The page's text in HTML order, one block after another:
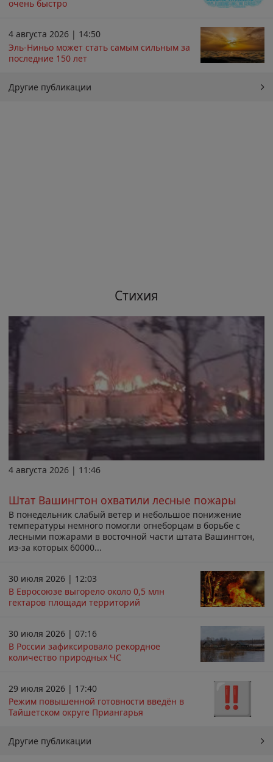
очень быстро
4 августа 2026 | 14:50
Эль-Ниньо может стать самым сильным за
последние 150 лет
Другие публикации
Стихия
4 августа 2026 | 11:46
Штат Вашингтон охватили лесные пожары
В понедельник слабый ветер и небольшое понижение
температуры немного помогли огнеборцам в борьбе с
лесными пожарами в восточной части штата Вашингтон,
из-за которых 60000...
30 июля 2026 | 12:03
В Евросоюзе выгорело около 0,5 млн
гектаров площади территорий
30 июля 2026 | 07:16
В России зафиксировало рекордное
количество природных ЧС
29 июля 2026 | 17:40
Режим повышенной готовности введён в
Тайшетском округе Приангарья
Другие публикации